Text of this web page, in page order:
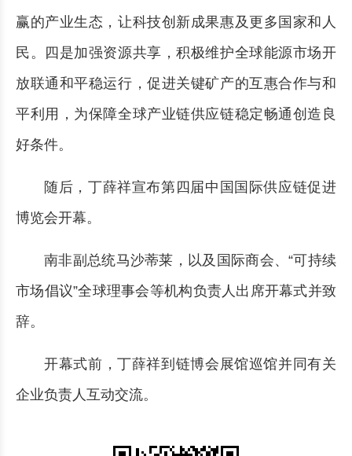
赢的产业生态，让科技创新成果惠及更多国家和人
民。四是加强资源共享，积极维护全球能源市场开
放联通和平稳运行，促进关键矿产的互惠合作与和
平利用，为保障全球产业链供应链稳定畅通创造良
好条件。
随后，丁薛祥宣布第四届中国国际供应链促进
博览会开幕。
南非副总统马沙蒂莱，以及国际商会、“可持续
市场倡议”全球理事会等机构负责人出席开幕式并致
辞。
开幕式前，丁薛祥到链博会展馆巡馆并同有关
企业负责人互动交流。